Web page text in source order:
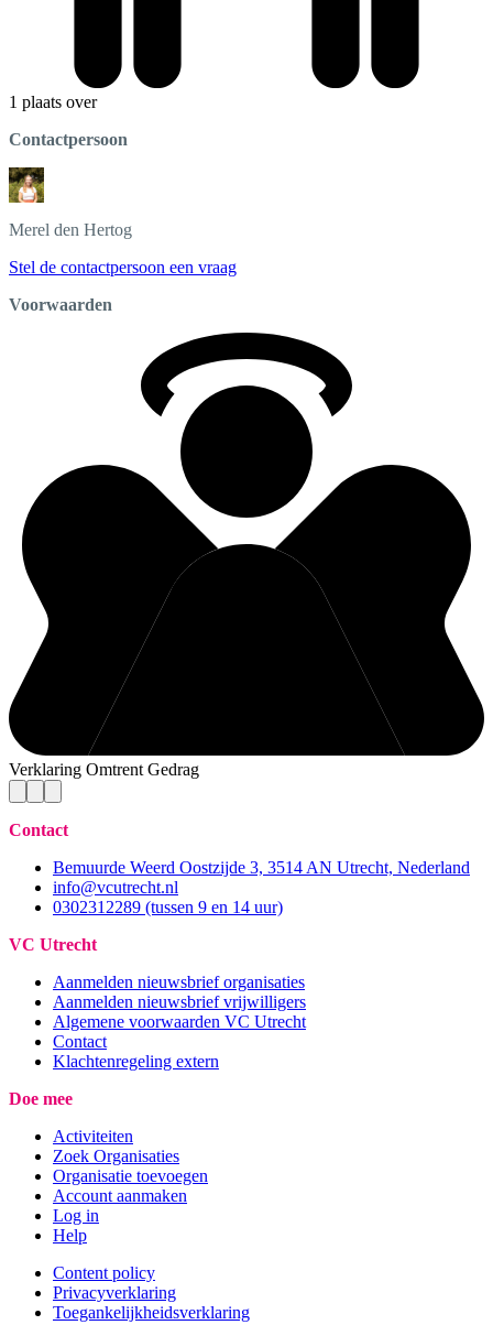
1 plaats over
Contactpersoon
Merel den Hertog
Stel de contactpersoon een vraag
Voorwaarden
Verklaring Omtrent Gedrag
Contact
Bemuurde Weerd Oostzijde 3, 3514 AN Utrecht, Nederland
info@vcutrecht.nl
0302312289 (tussen 9 en 14 uur)
VC Utrecht
Aanmelden nieuwsbrief organisaties
Aanmelden nieuwsbrief vrijwilligers
Algemene voorwaarden VC Utrecht
Contact
Klachtenregeling extern
Doe mee
Activiteiten
Zoek Organisaties
Organisatie toevoegen
Account aanmaken
Log in
Help
Content policy
Privacyverklaring
Toegankelijkheidsverklaring